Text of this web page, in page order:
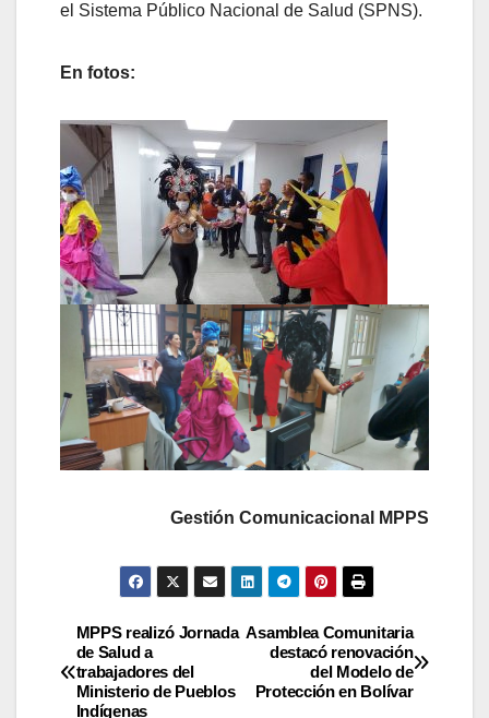
el Sistema Público Nacional de Salud (SPNS).
En fotos:
Gestión Comunicacional MPPS
Asamblea Comunitaria
destacó renovación
del Modelo de
Protección en Bolívar
MPPS realizó Jornada
de Salud a
trabajadores del
Ministerio de Pueblos
Indígenas